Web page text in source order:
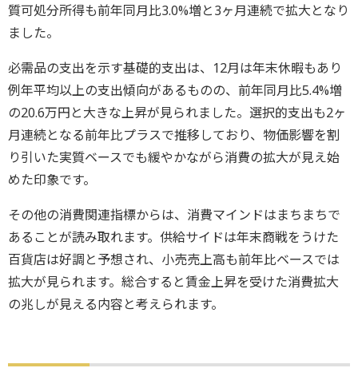
質可処分所得も前年同月比3.0%増と3ヶ月連続で拡大となり
ました。
必需品の支出を示す基礎的支出は、12月は年末休暇もあり
例年平均以上の支出傾向があるものの、前年同月比5.4%増
の20.6万円と大きな上昇が見られました。選択的支出も2ヶ
月連続となる前年比プラスで推移しており、物価影響を割
り引いた実質ベースでも緩やかながら消費の拡大が見え始
めた印象です。
その他の消費関連指標からは、消費マインドはまちまちで
あることが読み取れます。供給サイドは年末商戦をうけた
百貨店は好調と予想され、小売売上高も前年比ベースでは
拡大が見られます。総合すると賃金上昇を受けた消費拡大
の兆しが見える内容と考えられます。